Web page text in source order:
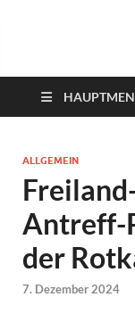
das
ALLGEMEIN
Antreff-
der
7. Dezember 2024